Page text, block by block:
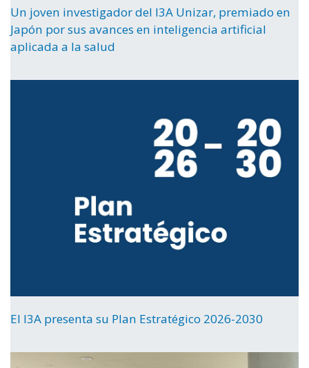
Un joven investigador del I3A Unizar, premiado en
Japón por sus avances en inteligencia artificial
aplicada a la salud
El I3A presenta su Plan Estratégico 2026-2030